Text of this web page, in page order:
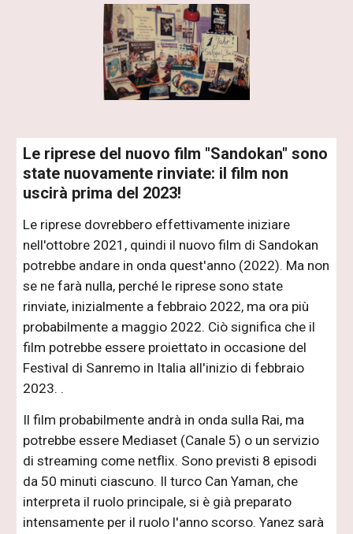
Le riprese del nuovo film "Sandokan" sono
state nuovamente rinviate: il film non
uscirà prima del 2023!
Le riprese dovrebbero effettivamente iniziare
nell'ottobre 2021, quindi il nuovo film di Sandokan
potrebbe andare in onda quest'anno (2022). Ma non
se ne farà nulla, perché le riprese sono state
rinviate, inizialmente a febbraio 2022, ma ora più
probabilmente a maggio 2022. Ciò significa che il
film potrebbe essere proiettato in occasione del
Festival di Sanremo in Italia all'inizio di febbraio
2023. .
Il film probabilmente andrà in onda sulla Rai, ma
potrebbe essere Mediaset (Canale 5) o un servizio
di streaming come netflix. Sono previsti 8 episodi
da 50 minuti ciascuno. Il turco Can Yaman, che
interpreta il ruolo principale, si è già preparato
intensamente per il ruolo l'anno scorso. Yanez sarà